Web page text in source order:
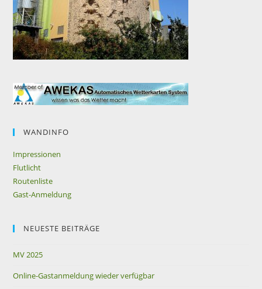
WANDINFO
Impressionen
Flutlicht
Routenliste
Gast-Anmeldung
NEUESTE BEITRÄGE
MV 2025
Online-Gastanmeldung wieder verfügbar